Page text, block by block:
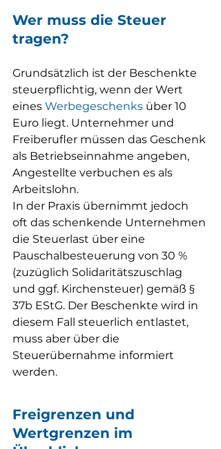
Wer muss die Steuer
tragen?
Grundsätzlich ist der Beschenkte
steuerpflichtig, wenn der Wert
eines Werbegeschenks über 10
Euro liegt. Unternehmer und
Freiberufler müssen das Geschenk
als Betriebseinnahme angeben,
Angestellte verbuchen es als
Arbeitslohn.
In der Praxis übernimmt jedoch
oft das schenkende Unternehmen
die Steuerlast über eine
Pauschalbesteuerung von 30 %
(zuzüglich Solidaritätszuschlag
und ggf. Kirchensteuer) gemäß §
37b EStG. Der Beschenkte wird in
diesem Fall steuerlich entlastet,
muss aber über die
Steuerübernahme informiert
werden.
Freigrenzen und
Wertgrenzen im